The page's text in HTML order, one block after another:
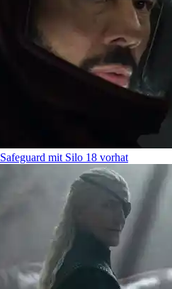
mit Silo 18 vorhat